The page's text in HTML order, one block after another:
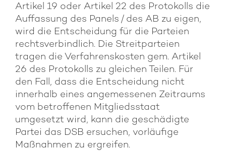
Artikel 19 oder Artikel 22 des Protokolls die
Auffassung des Panels / des AB zu eigen,
wird die Entscheidung für die Parteien
rechtsverbindlich. Die Streitparteien
tragen die Verfahrenskosten gem. Artikel
26 des Protokolls zu gleichen Teilen. Für
den Fall, dass die Entscheidung nicht
innerhalb eines angemessenen Zeitraums
vom betroffenen Mitgliedsstaat
umgesetzt wird, kann die geschädigte
Partei das DSB ersuchen, vorläufige
Maßnahmen zu ergreifen.